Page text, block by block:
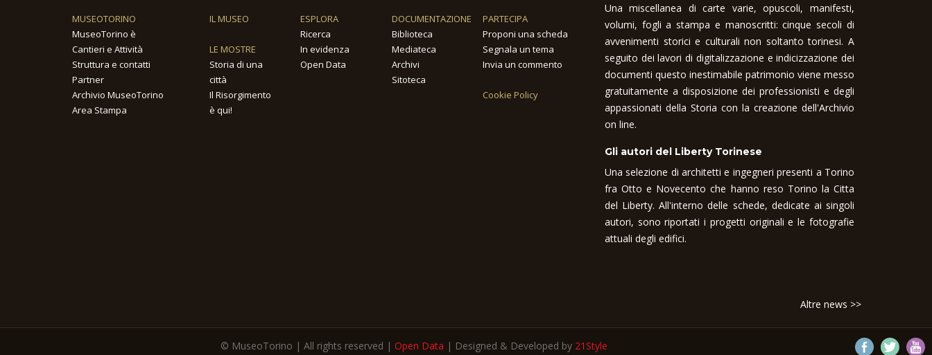
MUSEOTORINO
MuseoTorino è
Cantieri e Attività
Struttura e contatti
Partner
Archivio MuseoTorino
Area Stampa
IL MUSEO
LE MOSTRE
Storia di una
città
Il Risorgimento
è qui!
ESPLORA
Ricerca
In evidenza
Open Data
DOCUMENTAZIONE
Biblioteca
Mediateca
Archivi
Sitoteca
PARTECIPA
Proponi una scheda
Segnala un tema
Invia un commento
Cookie Policy
Una miscellanea di carte varie, opuscoli, manifesti,
volumi, fogli a stampa e manoscritti: cinque secoli di
avvenimenti storici e culturali non soltanto torinesi. A
seguito dei lavori di digitalizzazione e indicizzazione dei
documenti questo inestimabile patrimonio viene messo
gratuitamente a disposizione dei professionisti e degli
appassionati della Storia con la creazione dell'Archivio
on line.
Gli autori del Liberty Torinese
Una selezione di architetti e ingegneri presenti a Torino
fra Otto e Novecento che hanno reso Torino la Citta
del Liberty. All'interno delle schede, dedicate ai singoli
autori, sono riportati i progetti originali e le fotografie
attuali degli edifici.
Altre news >>
© MuseoTorino | All rights reserved | Open Data | Designed & Developed by 21Style